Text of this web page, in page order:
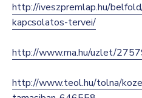
http://iveszpremlap.hu/
kapcsolatos-tervei/
http://www.ma.hu/uzlet/
http://www.teol.hu/tolna/